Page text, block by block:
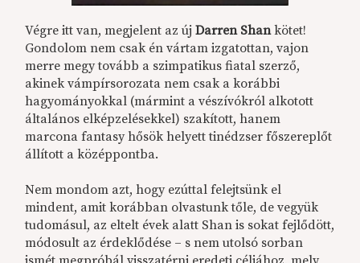
Végre itt van, megjelent az újDarren Shankötet!
Gondolom nem csak én vártam izgatottan, vajon
merre megy tovább a szimpatikus fiatal szerző,
akinek vámpírsorozata nem csak a korábbi
hagyományokkal (mármint a vészívókról alkotott
általános elképzelésekkel) szakított, hanem
marcona fantasy hősök helyett tinédzser főszereplőt
állított a középpontba.
Nem mondom azt, hogy ezúttal felejtsünk el
mindent, amit korábban olvastunk tőle, de vegyük
tudomásul, az eltelt évek alatt Shan is sokat fejlődött,
módosult az érdeklődése – s nem utolsó sorban